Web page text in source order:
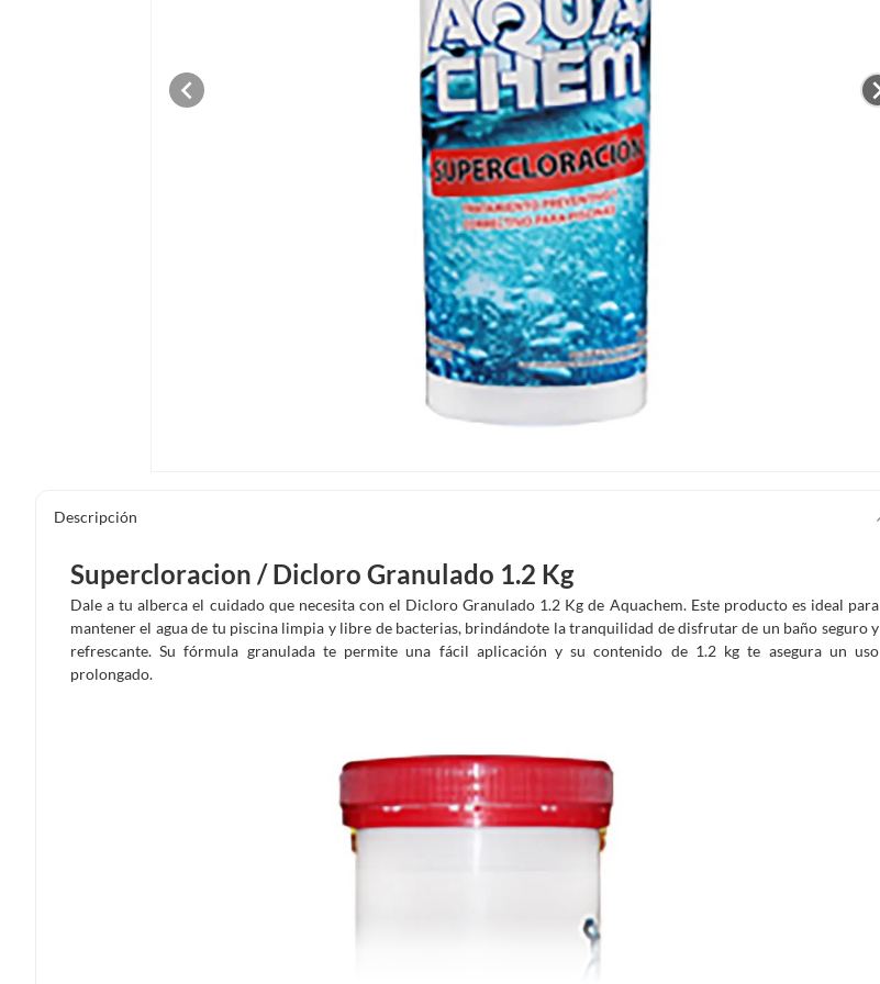
Descripción
Supercloracion / Dicloro Granulado 1.2 Kg
Dale a tu alberca el cuidado que necesita con el Dicloro Granulado 1.2 Kg de Aquachem. Este producto es ideal para
mantener el agua de tu piscina limpia y libre de bacterias, brindándote la tranquilidad de disfrutar de un baño seguro y
refrescante. Su fórmula granulada te permite una fácil aplicación y su contenido de 1.2 kg te asegura un uso
prolongado.